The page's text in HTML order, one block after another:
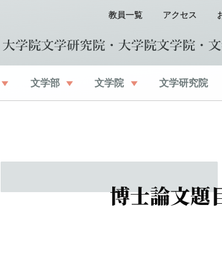
教員一覧 アクセス
文学部 文学院 文学研究院
博士論文題